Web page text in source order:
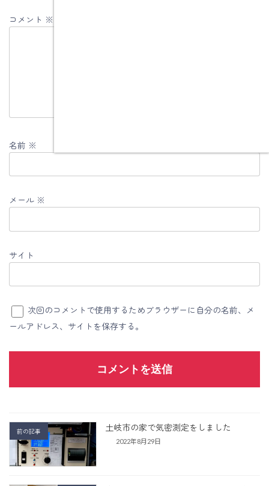
コメント ※
名前 ※
メール ※
サイト
次回のコメントで使用するためブラウザーに自分の名前、メ
ールアドレス、サイトを保存する。
前の記事 土岐市の家で気密測定をしました
2022年8月29日